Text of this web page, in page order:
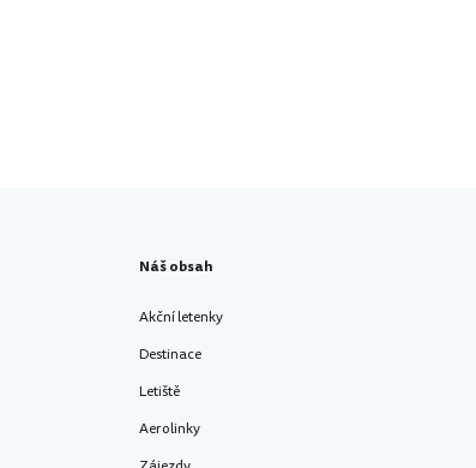
Náš obsah
Akční letenky
Destinace
Letiště
Aerolinky